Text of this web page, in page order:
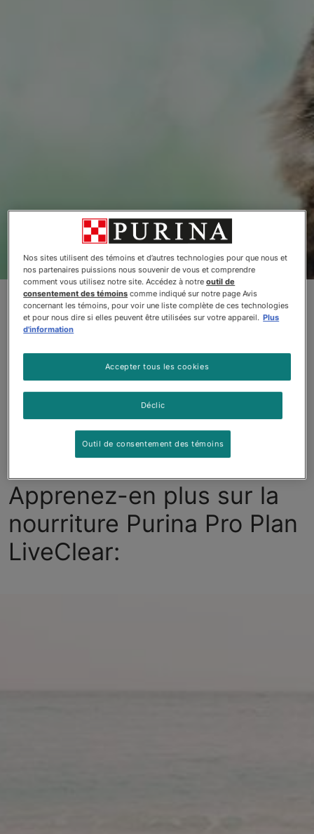
Réduction des allergènes
S’appuyant sur plus d’une décennie de recherche,
Purina Pro Plan LiveClear est une nourriture
révolutionnaire pour chats sans précédent dont
l’efficacité a été démontrée pour réduire le principal
allergène de 47 % en moyenne, dans le poil et les
squames de chat dès la troisième semaine, lorsqu’elle
est utilisée quotidiennement.
Apprenez-en plus sur la
nourriture Purina Pro Plan
LiveClear:
Nos sites utilisent des témoins et d’autres technologies pour que nous et
nos partenaires puissions nous souvenir de vous et comprendre
comment vous utilisez notre site. Accédez à notreoutil de
consentement des témoins comme indiqué sur notre page Avis
concernant les témoins, pour voir une liste complète de ces technologies
et pour nous dire si elles peuvent être utilisées sur votre appareil. Plus
d'information
Déclic
Accepter tous les cookies
Outil de consentement des témoins